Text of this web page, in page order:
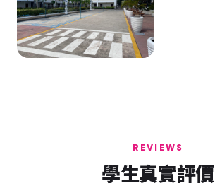
REVIEWS
學生真實評價